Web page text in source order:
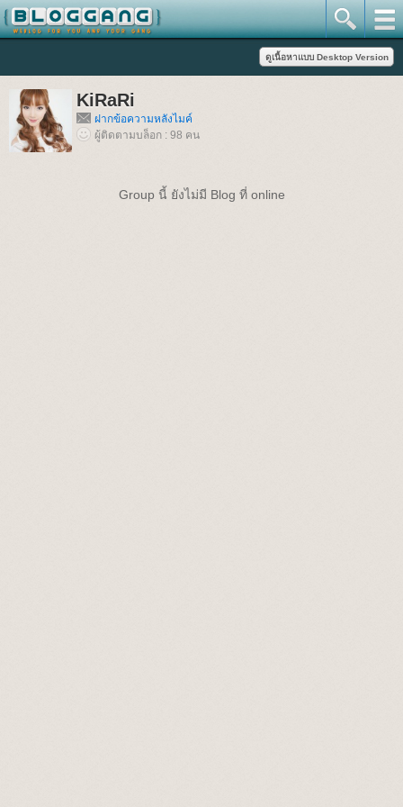
KiRaRi
ฝากข้อความหลังไมค์
ผู้ติดตามบล็อก : 98 คน
Group นี้ ยังไม่มี Blog ที่ online